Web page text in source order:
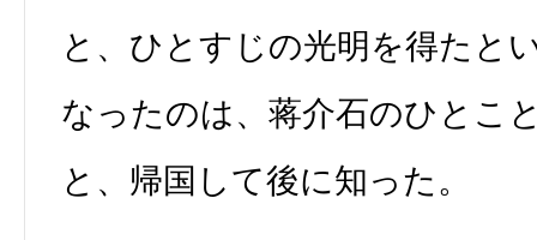
と、ひとすじの光明を得たと
なったのは、蒋介石のひとこ
と、帰国して後に知った。